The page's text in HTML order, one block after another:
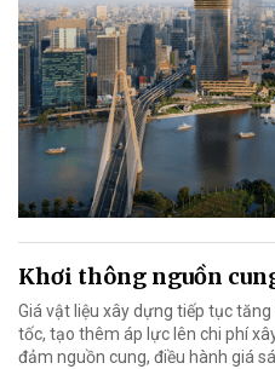
Khơi thông nguồn
Giá vật liệu xây dựng tiếp tục
tốc, tạo thêm áp lực lên chi phí
đảm nguồn cung, điều hành giá